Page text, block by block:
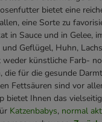
bietet eine
eine Sorte zu
in Sauce und in
Geflügel, Huhn,
künstliche Farb-
für die gesunde
Fettsäuren sind vor
Ihnen das
Katzenbabys, normal